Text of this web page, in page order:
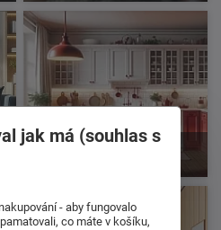
jak má (souhlas s
- aby fungovalo
co máte v košíku,